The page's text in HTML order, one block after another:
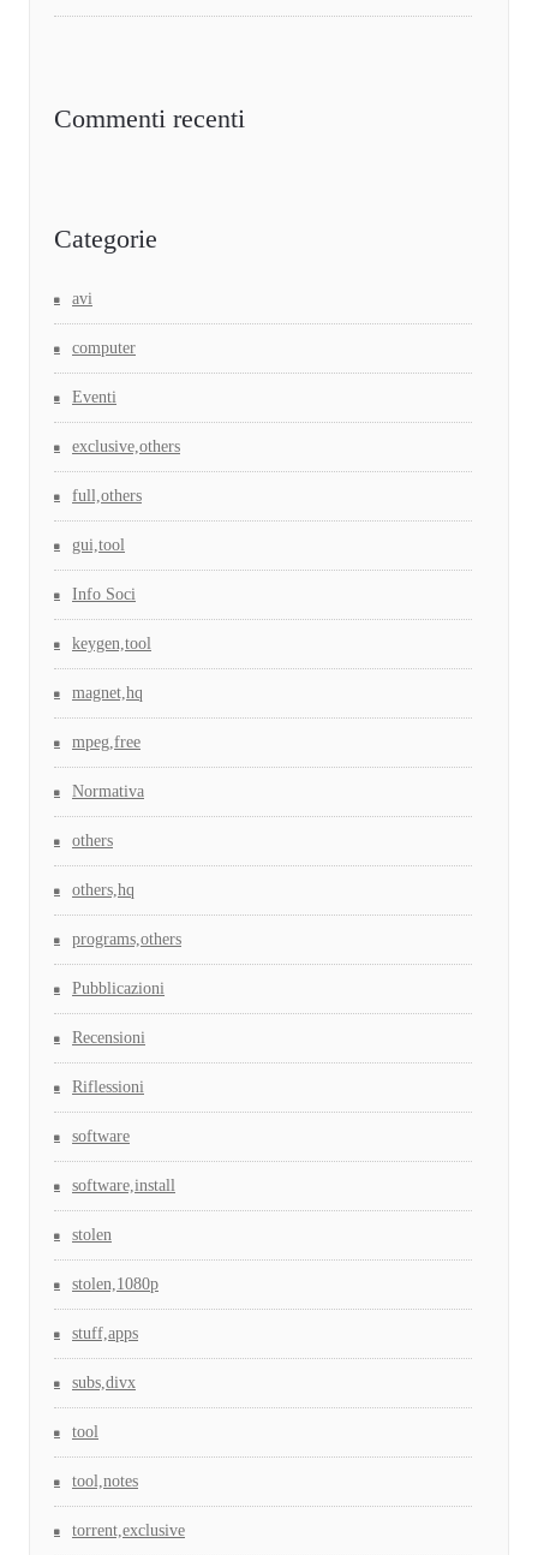
Commenti recenti
Categorie
avi
computer
Eventi
exclusive,others
full,others
gui,tool
Info Soci
keygen,tool
magnet,hq
mpeg,free
Normativa
others
others,hq
programs,others
Pubblicazioni
Recensioni
Riflessioni
software
software,install
stolen
stolen,1080p
stuff,apps
subs,divx
tool
tool,notes
torrent,exclusive